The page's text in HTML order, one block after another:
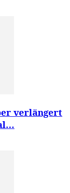
verlängert